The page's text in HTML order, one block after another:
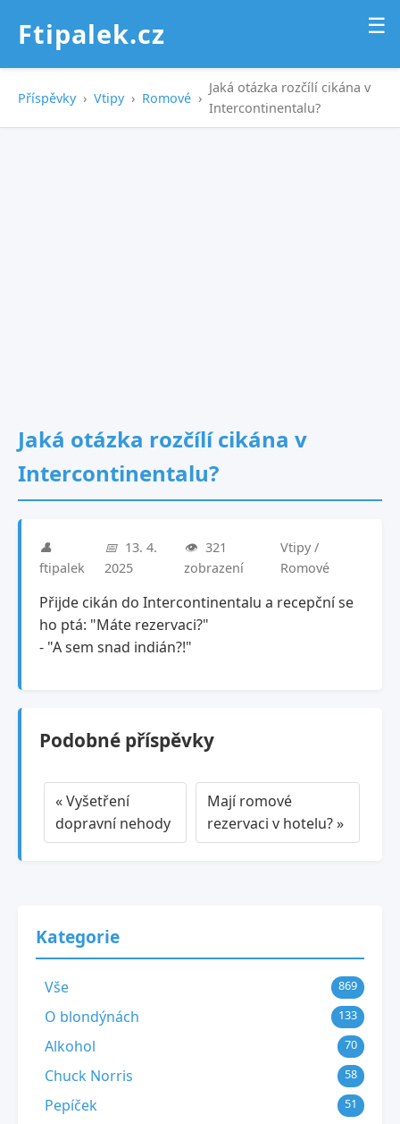
Ftipalek.cz ☰
Příspěvky › Vtipy › Romové ›
Jaká otázka rozčílí cikána v
Intercontinentalu?
Jaká otázka rozčílí cikána v
Intercontinentalu?
👤
ftipalek
📅 13. 4.
2025
👁️ 321
zobrazení
Vtipy /
Romové
Přijde cikán do Intercontinentalu a recepční se
ho ptá: "Máte rezervaci?"
- "A sem snad indián?!"
Podobné příspěvky
« Vyšetření
dopravní nehody
Mají romové
rezervaci v hotelu? »
Kategorie
Vše 869
O blondýnách 133
Alkohol 70
Chuck Norris 58
Pepíček 51